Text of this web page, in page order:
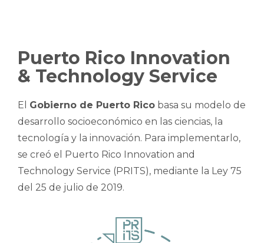
Puerto Rico Innovation
& Technology Service
El Gobierno de Puerto Rico basa su modelo de
desarrollo socioeconómico en las ciencias, la
tecnología y la innovación. Para implementarlo,
se creó el Puerto Rico Innovation and
Technology Service (PRITS), mediante la Ley 75
del 25 de julio de 2019.